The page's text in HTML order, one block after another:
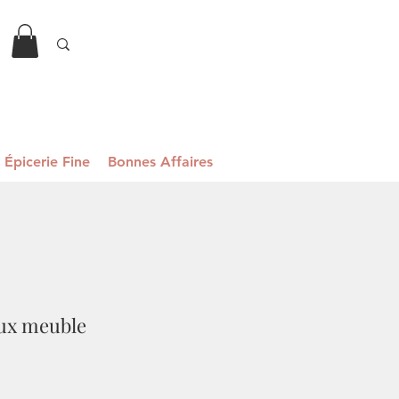
Épicerie Fine Bonnes Affaires
meuble